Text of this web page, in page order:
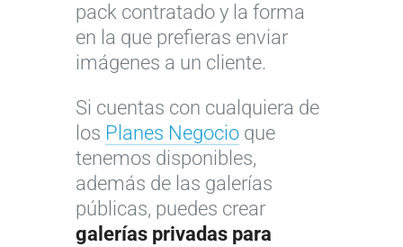
pack contratado y la forma
en la que prefieras enviar
imágenes a un cliente.
Si cuentas con cualquiera de
los Planes Negocio que
tenemos disponibles,
además de las galerías
públicas, puedes crear
galerías privadas para